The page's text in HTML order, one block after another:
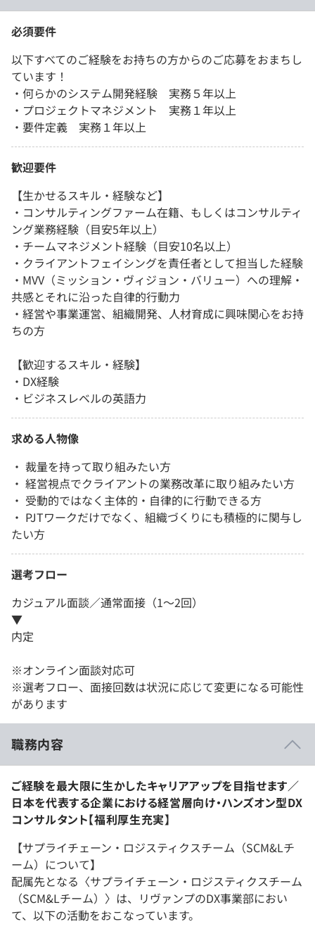
必須要件
以下すべてのご経験をお持ちの方からのご応募をおまちし
ています！
・何らかのシステム開発経験 実務５年以上
・プロジェクトマネジメント 実務１年以上
・要件定義 実務１年以上
歓迎要件
【生かせるスキル・経験など】
・コンサルティングファーム在籍、もしくはコンサルティ
ング業務経験（目安5年以上）
・チームマネジメント経験（目安10名以上）
・クライアントフェイシングを責任者として担当した経験
・MVV（ミッション・ヴィジョン・バリュー）への理解・
共感とそれに沿った自律的行動力
・経営や事業運営、組織開発、人材育成に興味関心をお持
ちの方
【歓迎するスキル・経験】
・DX経験
・ビジネスレベルの英語力
求める人物像
・ 裁量を持って取り組みたい方
・ 経営視点でクライアントの業務改革に取り組みたい方
・ 受動的ではなく主体的・自律的に行動できる方
・ PJTワークだけでなく、組織づくりにも積極的に関与し
たい方
選考フロー
カジュアル面談／通常面接（1～2回）
▼
内定
※オンライン面談対応可
※選考フロー、面接回数は状況に応じて変更になる可能性
があります
職務内容
ご経験を最大限に生かしたキャリアアップを目指せます／
日本を代表する企業における経営層向け・ハンズオン型DX
コンサルタント【福利厚生充実】
【サプライチェーン・ロジスティクスチーム（SCM&Lチ
ーム）について】
配属先となる〈サプライチェーン・ロジスティクスチーム
（SCM&Lチーム）〉は、リヴァンプのDX事業部におい
て、以下の活動をおこなっています。